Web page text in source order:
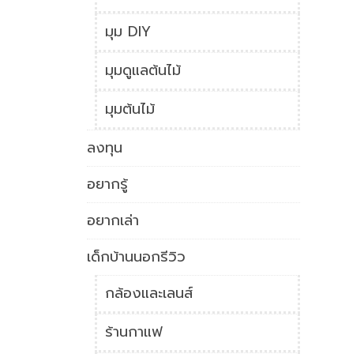
มุม DIY
มุมดูแลต้นไม้
มุมต้นไม้
ลงทุน
อยากรู้
อยากเล่า
เด็กบ้านนอกรีวิว
กล้องและเลนส์
ร้านกาแฟ